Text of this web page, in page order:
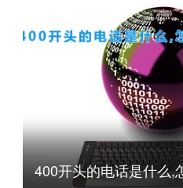
400开头的电话是什么,